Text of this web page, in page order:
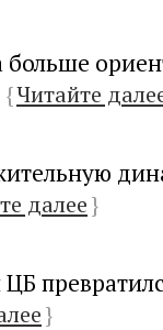
{Читайте
далее}
}